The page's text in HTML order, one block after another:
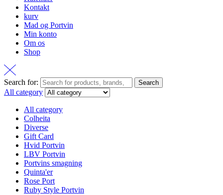
Kontakt
kurv
Mad og Portvin
Min konto
Om os
Shop
Search for: Search
All category
All category
Colheita
Diverse
Gift Card
Hvid Portvin
LBV Portvin
Portvins smagning
Quinta'er
Rose Port
Ruby Style Portvin